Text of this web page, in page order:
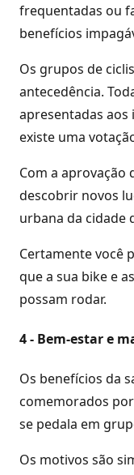
frequentadas ou
benefícios
Os grupos de
antecedência.
apresentadas aos
existe uma
Com a aprovação
descobrir novos
urbana da cidade
Certamente você
que a sua bike e
possam rodar.
4 - Bem-estar e
Os benefícios da
comemorados
se pedala em
Os motivos são